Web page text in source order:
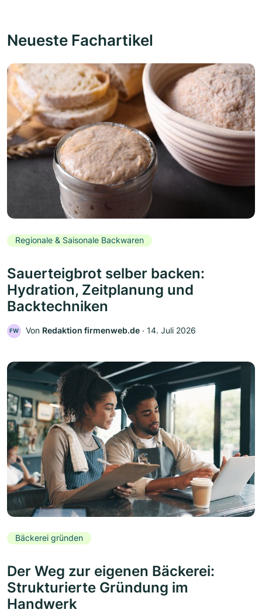
Neueste Fachartikel
Regionale & Saisonale Backwaren
Sauerteigbrot selber backen:
Hydration, Zeitplanung und
Backtechniken
FW Von Redaktion firmenweb.de ‧ 14. Juli 2026
Bäckerei gründen
Der Weg zur eigenen Bäckerei:
Strukturierte Gründung im
Handwerk